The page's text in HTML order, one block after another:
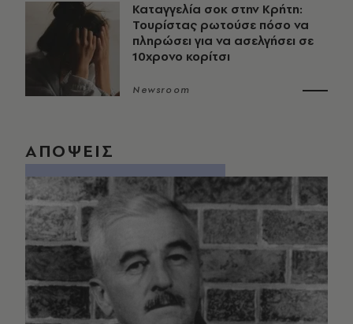
Καταγγελία σοκ στην Κρήτη:
Τουρίστας ρωτούσε πόσο να
πληρώσει για να ασελγήσει σε
10χρονο κορίτσι
Newsroom
ΑΠΟΨΕΙΣ